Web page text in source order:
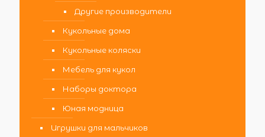
Другие производители
Кукольные дома
Кукольные коляски
Мебель для кукол
Наборы доктора
Юная модница
Игрушки для мальчиков